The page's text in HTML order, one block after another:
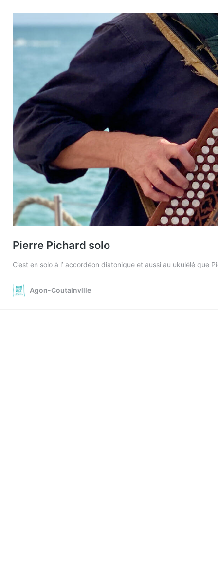
Pierre Pichard solo
C’est en solo à l’ accordéon diatonique et aussi au ukulélé que
Agon-Coutainville